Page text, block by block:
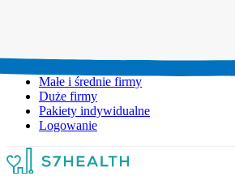
Małe i średnie firmy
Duże firmy
Pakiety indywidualne
Logowanie